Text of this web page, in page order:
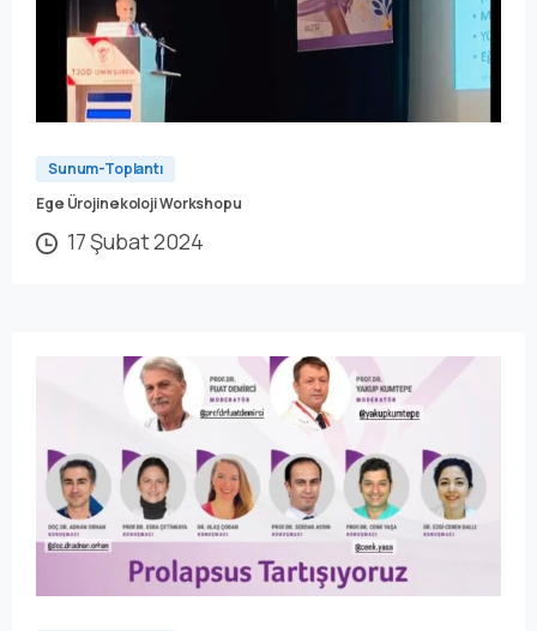
Sunum-Toplantı
Ege Ürojinekoloji Workshopu
17 Şubat 2024